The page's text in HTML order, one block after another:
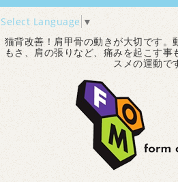
Select Language ▼
猫背改善！肩甲骨の動きが大切です。
もさ、肩の張りなど、痛みを起こす事
スメの運動で